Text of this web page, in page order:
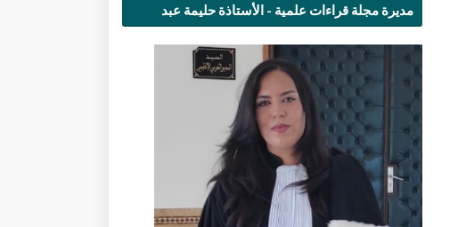
مديرة مجلة قراءات علمية - الأستاذة حليمة عبد